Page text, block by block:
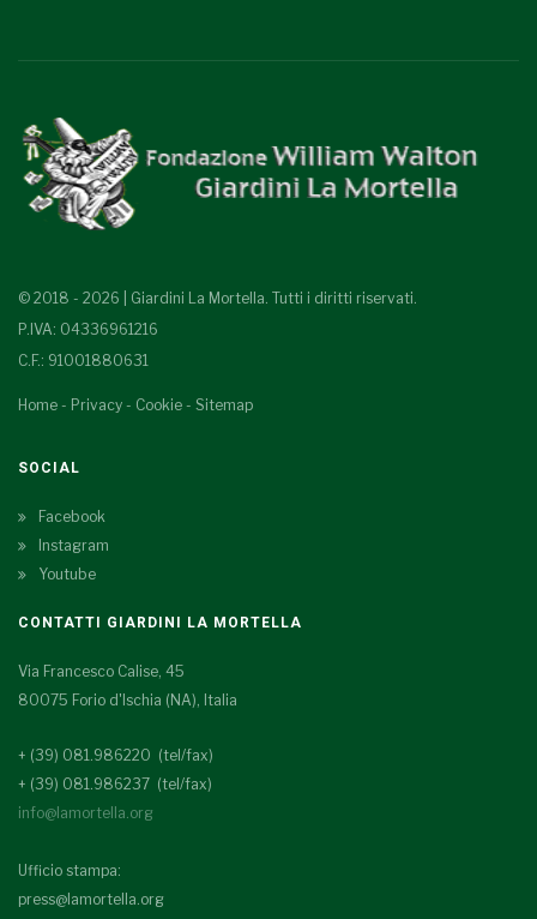
© 2018 - 2026 | Giardini La Mortella. Tutti i diritti riservati.
P.IVA: 04336961216
C.F.: 91001880631
Home - Privacy - Cookie - Sitemap
SOCIAL
Facebook
Instagram
Youtube
CONTATTI GIARDINI LA MORTELLA
Via Francesco Calise, 45
80075 Forio d'Ischia (NA), Italia
+ (39) 081.986220 (tel/fax)
+ (39) 081.986237 (tel/fax)
info@lamortella.org
Ufficio stampa:
press@lamortella.org